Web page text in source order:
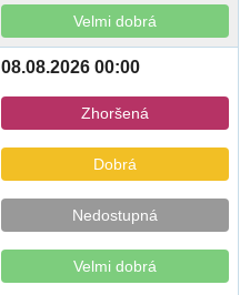
Velmi dobrá
08.08.2026 00:00
Zhoršená
Dobrá
Nedostupná
Velmi dobrá